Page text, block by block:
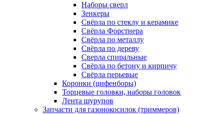
Наборы сверл
Зенкеры
Свёрла по стеклу и керамике
Свёрла Форстнера
Свёрла по металлу
Свёрла по дереву
Сверла спиральные
Свёрла по бетону и кирпичу
Свёрла перьевые
Коронки (цифенборы)
Торцевые головки, наборы головок
Лента шурупов
Запчасти для газонокосилок (триммеров)